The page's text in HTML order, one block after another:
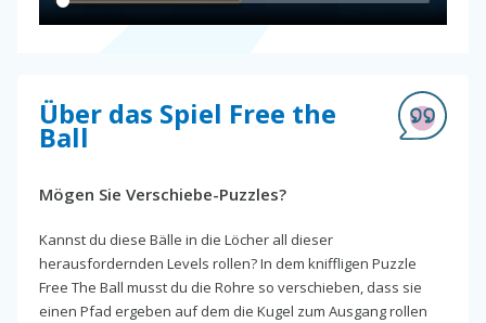
Über das Spiel Free the
Ball
Mögen Sie Verschiebe-Puzzles?
Kannst du diese Bälle in die Löcher all dieser
herausfordernden Levels rollen? In dem kniffligen Puzzle
Free The Ball musst du die Rohre so verschieben, dass sie
einen Pfad ergeben auf dem die Kugel zum Ausgang rollen